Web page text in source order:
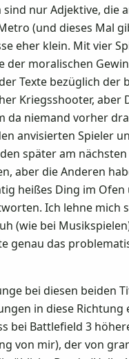
nur Adjektive, die
(und dieses Mal
eher klein. Mit vier
moralischen
Texte bezüglich der
Kriegsshooter, aber
niemand vorher
anvisierten Spieler
später am
aber die Anderen
heißes Ding im
Ich lehne mich
(wie bei
das
bei diesen beiden
in diese Richtung
Battlefield 3
von mir), der von